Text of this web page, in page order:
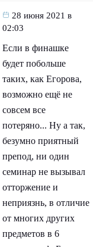
28 июня 2021 в
02:03
Если в финашке
будет побольше
таких, как Егорова,
возможно ещё не
совсем все
потеряно... Ну а так,
безумно приятный
препод, ни один
семинар не вызывал
отторжение и
неприязнь, в отличие
от многих других
предметов в 6